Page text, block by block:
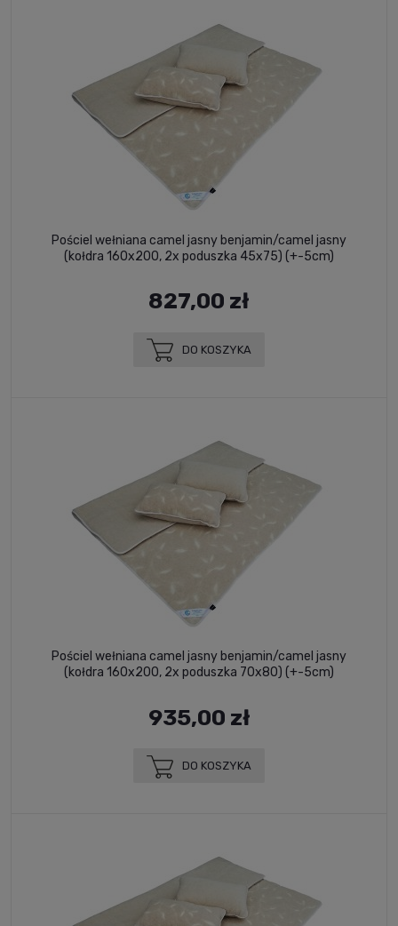
Pościel wełniana camel jasny benjamin/camel jasny
(kołdra 160x200, 2x poduszka 45x75) (+-5cm)
827,00 zł
DO KOSZYKA
Pościel wełniana camel jasny benjamin/camel jasny
(kołdra 160x200, 2x poduszka 70x80) (+-5cm)
935,00 zł
DO KOSZYKA